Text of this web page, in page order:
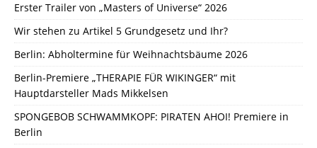
Erster Trailer von „Masters of Universe“ 2026
Wir stehen zu Artikel 5 Grundgesetz und Ihr?
Berlin: Abholtermine für Weihnachtsbäume 2026
Berlin-Premiere „THERAPIE FÜR WIKINGER“ mit
Hauptdarsteller Mads Mikkelsen
SPONGEBOB SCHWAMMKOPF: PIRATEN AHOI! Premiere in
Berlin